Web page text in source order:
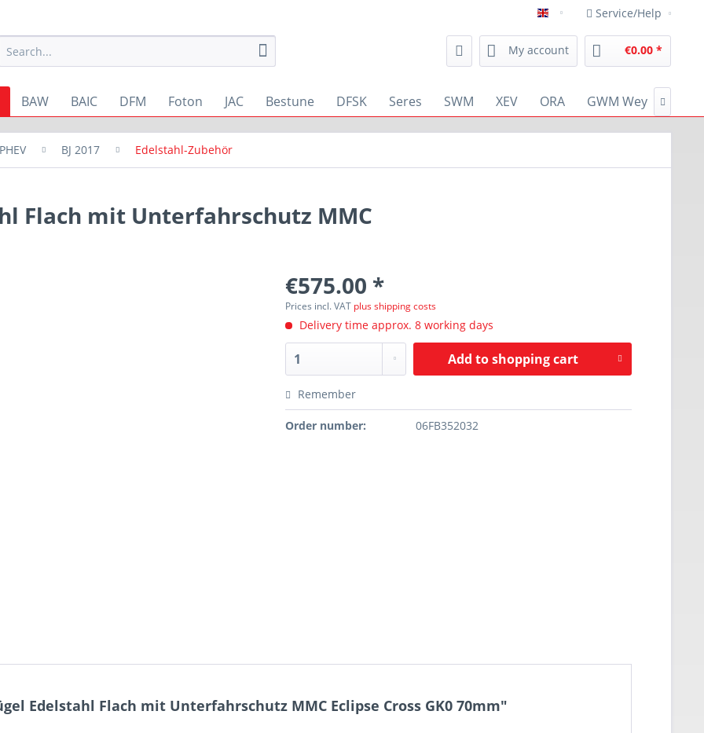
english Service/Help
My account €0.00 *
BAW BAIC DFM Foton JAC Bestune DFSK Seres SWM XEV ORA GWM Wey 
BJ 2017 Edelstahl-Zubehör
Flach mit Unterfahrschutz MMC
€575.00 *
Prices incl. VAT plus shipping costs
Delivery time approx. 8 working days
Add toshopping cart
Remember
Order number: 06FB352032
Edelstahl Flach mit Unterfahrschutz MMC Eclipse Cross GK0 70mm"